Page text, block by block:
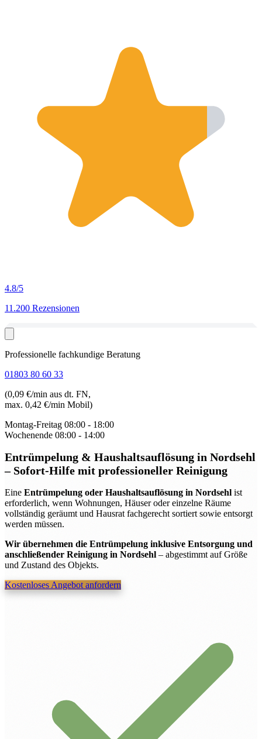
4.8/5
11.200 Rezensionen
Professionelle fachkundige Beratung
01803 80 60 33
(0,09 €/min aus dt. FN,
max. 0,42 €/min Mobil)
Montag-Freitag 08:00 - 18:00
Wochenende 08:00 - 14:00
Entrümpelung & Haushaltsauflösung in Nordsehl
– Sofort-Hilfe mit professioneller Reinigung
Eine Entrümpelung oder Haushaltsauflösung in Nordsehl ist
erforderlich, wenn Wohnungen, Häuser oder einzelne Räume
vollständig geräumt und Hausrat fachgerecht sortiert sowie entsorgt
werden müssen.
Wir übernehmen die Entrümpelung inklusive Entsorgung und
anschließender Reinigung in Nordsehl– abgestimmt auf Größe
und Zustand des Objekts.
Kostenloses Angebot anfordern